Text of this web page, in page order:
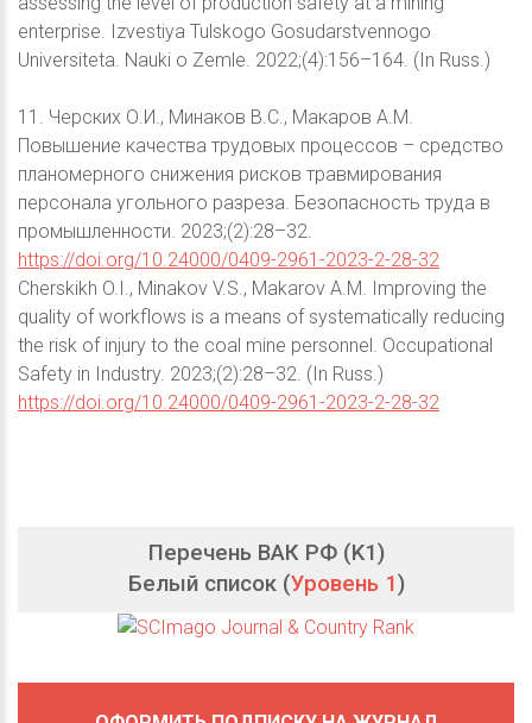
enterprise. Izvestiya Tulskogo Gosudarstvennogo
Universiteta. Nauki o Zemle. 2022;(4):156–164. (In Russ.)
11. Черских О.И., Минаков В.С., Макаров А.М.
Повышение качества трудовых процессов – средство
планомерного снижения рисков травмирования
персонала угольного разреза. Безопасность труда в
промышленности. 2023;(2):28–32.
https://doi.org/10.24000/0409-2961-2023-2-28-32
Cherskikh O.I., Minakov V.S., Makarov A.M. Improving the
quality of workflows is a means of systematically reducing
the risk of injury to the coal mine personnel. Occupational
Safety in Industry. 2023;(2):28–32. (In Russ.)
https://doi.org/10.24000/0409-2961-2023-2-28-32
Перечень ВАК РФ (K1)
Белый список (Уровень 1)